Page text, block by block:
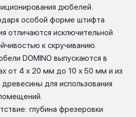
дюбелей.
особой форме штифта
отличаются исключительной
к скручиванию.
DOMINO выпускаются в
от 4 x 20 мм до 10 x 50 мм и из
для использования
глубина фрезеровки